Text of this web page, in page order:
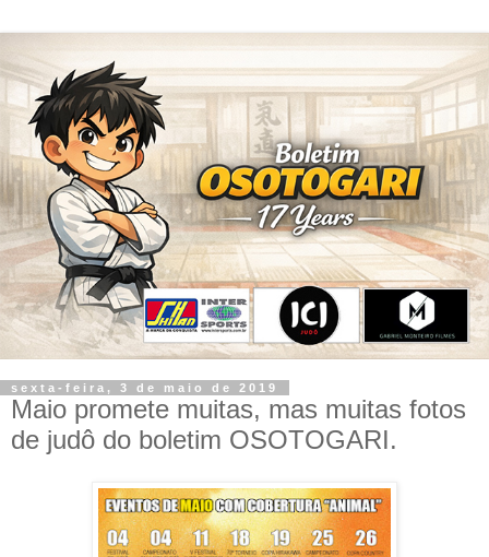
sexta-feira, 3 de maio de 2019
Maio promete muitas, mas muitas fotos
de judô do boletim OSOTOGARI.